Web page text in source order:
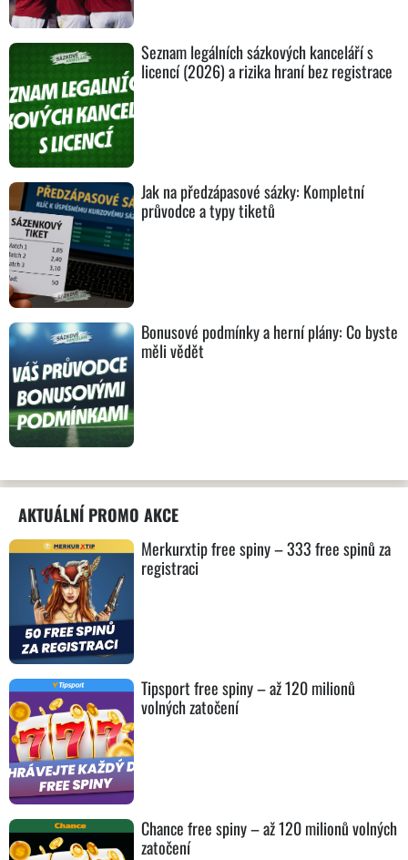
Seznam legálních sázkových kanceláří s
licencí (2026) a rizika hraní bez registrace
Jak na předzápasové sázky: Kompletní
průvodce a typy tiketů
Bonusové podmínky a herní plány: Co byste
měli vědět
AKTUÁLNÍ PROMO AKCE
Merkurxtip free spiny – 333 free spinů za
registraci
Tipsport free spiny – až 120 milionů
volných zatočení
Chance free spiny – až 120 milionů volných
zatočení